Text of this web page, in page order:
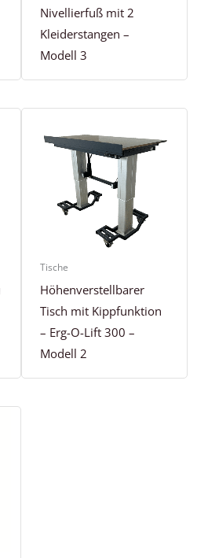
Nivellierfuß mit 2
Kleiderstangen –
Modell 3
Tische
Höhenverstellbarer
Tisch mit Kippfunktion
– Erg-O-Lift 300 –
Modell 2